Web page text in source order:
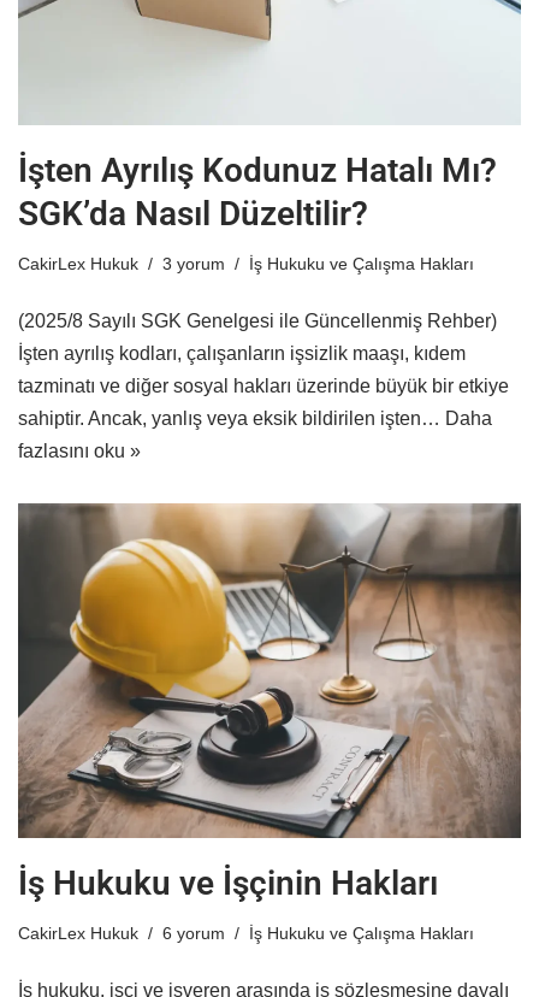
İşten Ayrılış Kodunuz Hatalı Mı?
SGK’da Nasıl Düzeltilir?
CakirLex Hukuk 3 yorum İş Hukuku ve Çalışma Hakları
(2025/8 Sayılı SGK Genelgesi ile Güncellenmiş Rehber)
İşten ayrılış kodları, çalışanların işsizlik maaşı, kıdem
tazminatı ve diğer sosyal hakları üzerinde büyük bir etkiye
sahiptir. Ancak, yanlış veya eksik bildirilen işten… Daha
fazlasını oku »
İş Hukuku ve İşçinin Hakları
CakirLex Hukuk 6 yorum İş Hukuku ve Çalışma Hakları
İş hukuku, işçi ve işveren arasında iş sözleşmesine dayalı